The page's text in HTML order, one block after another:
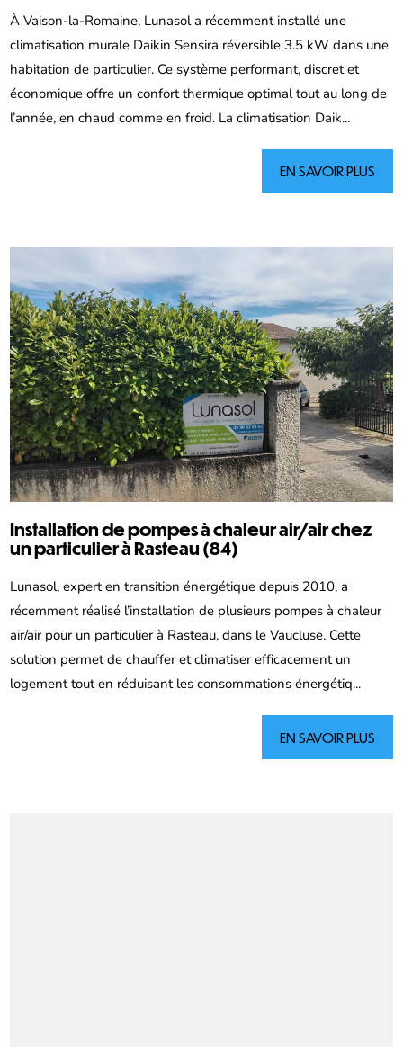
À Vaison-la-Romaine, Lunasol a récemment installé une
climatisation murale Daikin Sensira réversible 3.5 kW dans une
habitation de particulier. Ce système performant, discret et
économique offre un confort thermique optimal tout au long de
l’année, en chaud comme en froid. La climatisation Daik...
EN SAVOIR PLUS
Installation de pompes à chaleur air/air chez
un particulier à Rasteau (84)
Lunasol, expert en transition énergétique depuis 2010, a
récemment réalisé l’installation de plusieurs pompes à chaleur
air/air pour un particulier à Rasteau, dans le Vaucluse. Cette
solution permet de chauffer et climatiser efficacement un
logement tout en réduisant les consommations énergétiq...
EN SAVOIR PLUS